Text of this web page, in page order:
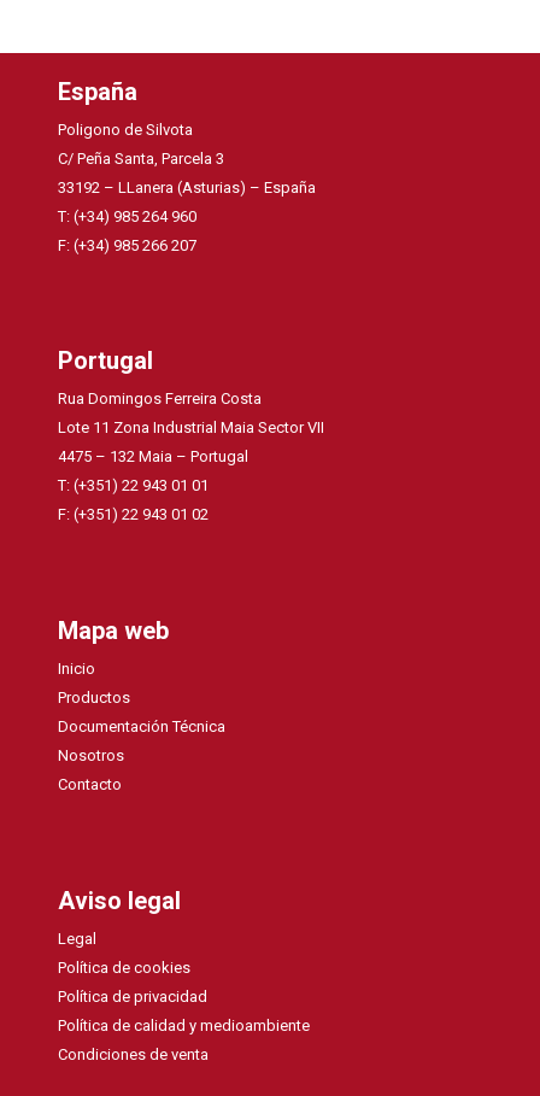
España
Poligono de Silvota
C/ Peña Santa, Parcela 3
33192 – LLanera (Asturias) – España
T: (+34) 985 264 960
F: (+34) 985 266 207
Portugal
Rua Domingos Ferreira Costa
Lote 11 Zona Industrial Maia Sector VII
4475 – 132 Maia – Portugal
T: (+351) 22 943 01 01
F: (+351) 22 943 01 02
Mapa web
Inicio
Productos
Documentación Técnica
Nosotros
Contacto
Aviso legal
Legal
Política de cookies
Política de privacidad
Política de calidad y medioambiente
Condiciones de venta